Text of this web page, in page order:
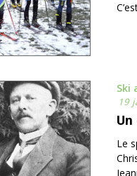
Ski
19
Le